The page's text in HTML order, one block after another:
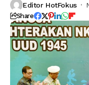
Editor HotFokus
Share